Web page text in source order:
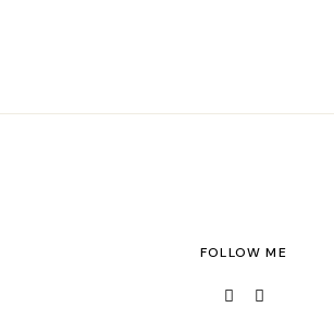
FOLLOW ME